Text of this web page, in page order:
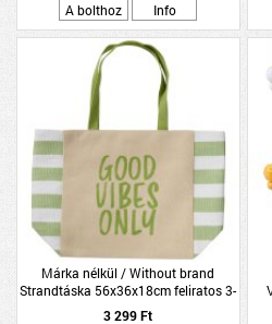
A bolthoz Info
Márka nélkül / Without brand
Strandtáska 56x36x18cm feliratos 3-
féle modell
3 299 Ft